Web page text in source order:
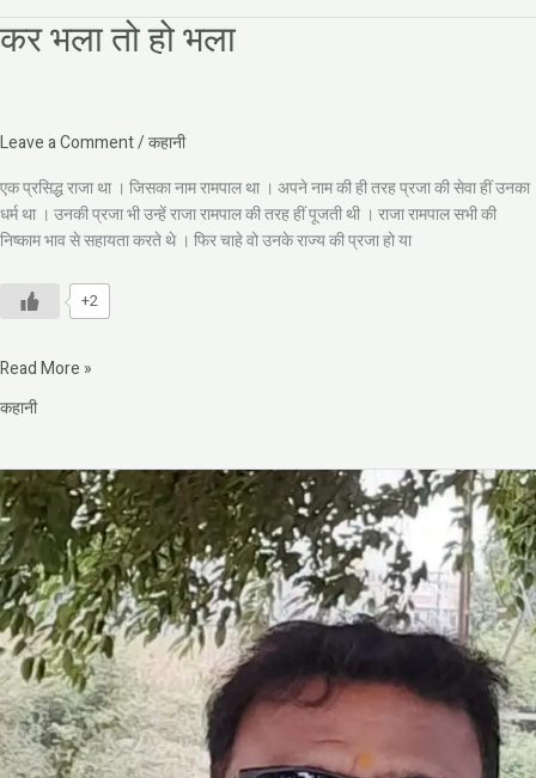
कर भला तो हो भला
Leave a Comment/कहानी
एक प्रसिद्ध राजा था । जिसका नाम रामपाल था । अपने नाम की ही तरह प्रजा की सेवा हीं उनका
धर्म था । उनकी प्रजा भी उन्हें राजा रामपाल की तरह हीं पूजती थी । राजा रामपाल सभी की
निष्काम भाव से सहायता करते थे । फिर चाहे वो उनके राज्य की प्रजा हो या
+2
कर
भला
भला
Read More »
कहानी
दायित्व